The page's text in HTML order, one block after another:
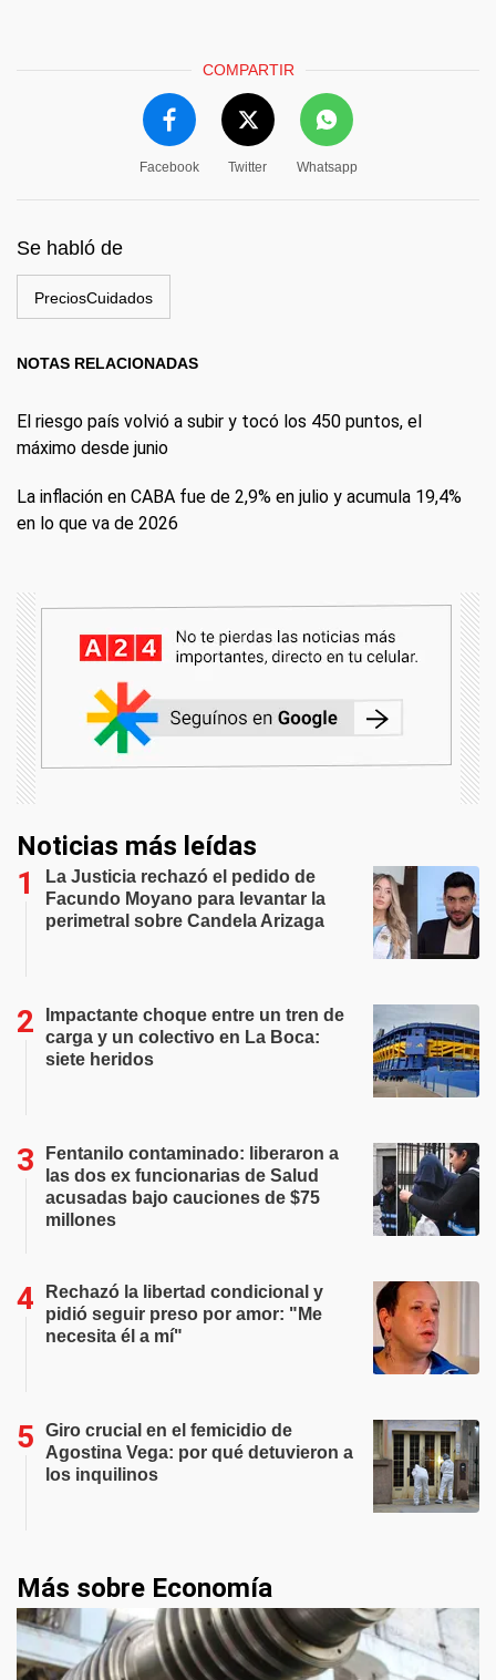
COMPARTIR
Facebook Twitter Whatsapp
Se habló de
PreciosCuidados
NOTAS RELACIONADAS
El riesgo país volvió a subir y tocó los 450 puntos, el
máximo desde junio
La inflación en CABA fue de 2,9% en julio y acumula 19,4%
en lo que va de 2026
Noticias más leídas
La Justicia rechazó el pedido de
Facundo Moyano para levantar la
perimetral sobre Candela Arizaga
Impactante choque entre un tren de
carga y un colectivo en La Boca:
siete heridos
Fentanilo contaminado: liberaron a
las dos ex funcionarias de Salud
acusadas bajo cauciones de $75
millones
Rechazó la libertad condicional y
pidió seguir preso por amor: "Me
necesita él a mí"
Giro crucial en el femicidio de
Agostina Vega: por qué detuvieron a
los inquilinos
Más sobre Economía